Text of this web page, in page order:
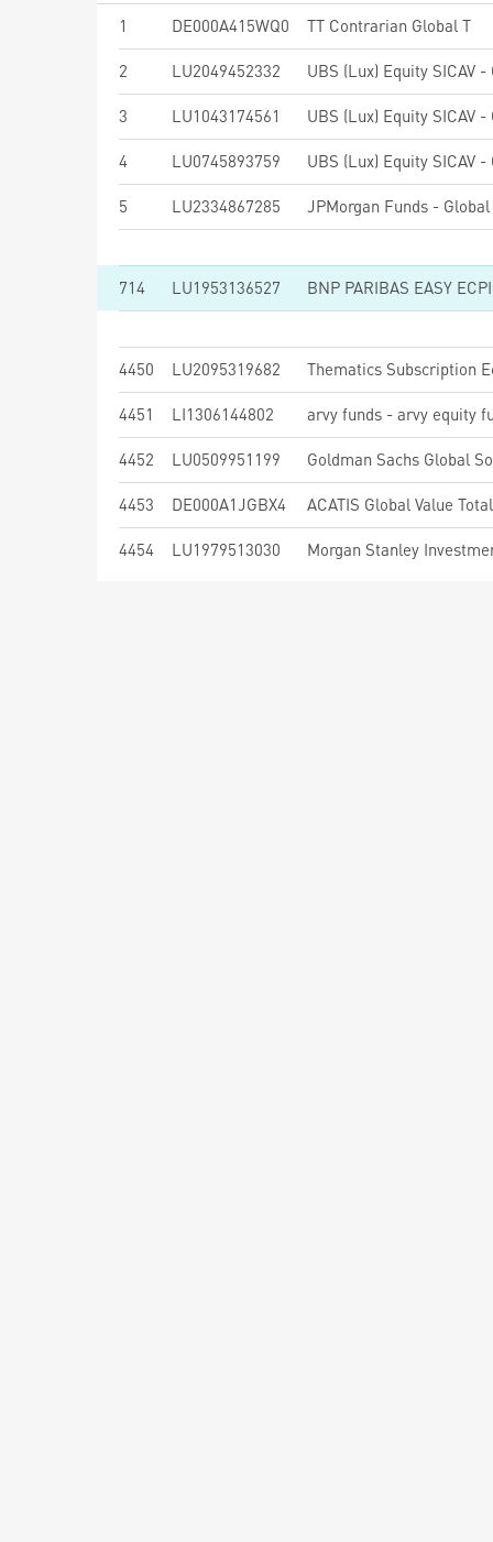
1
DE000A415WQ0 TT Contrarian Global T
2 LU2049452332
3 LU1043174561
4 LU0745893759
5 LU2334867285 JPMorgan Funds -
714 LU1953136527
4450 LU2095319682 Thematics Subscription
4451 LI1306144802 arvy funds - arvy equity
4452 LU0509951199
4453 DE000A1JGBX4 ACATIS Global Value
4454 LU1979513030